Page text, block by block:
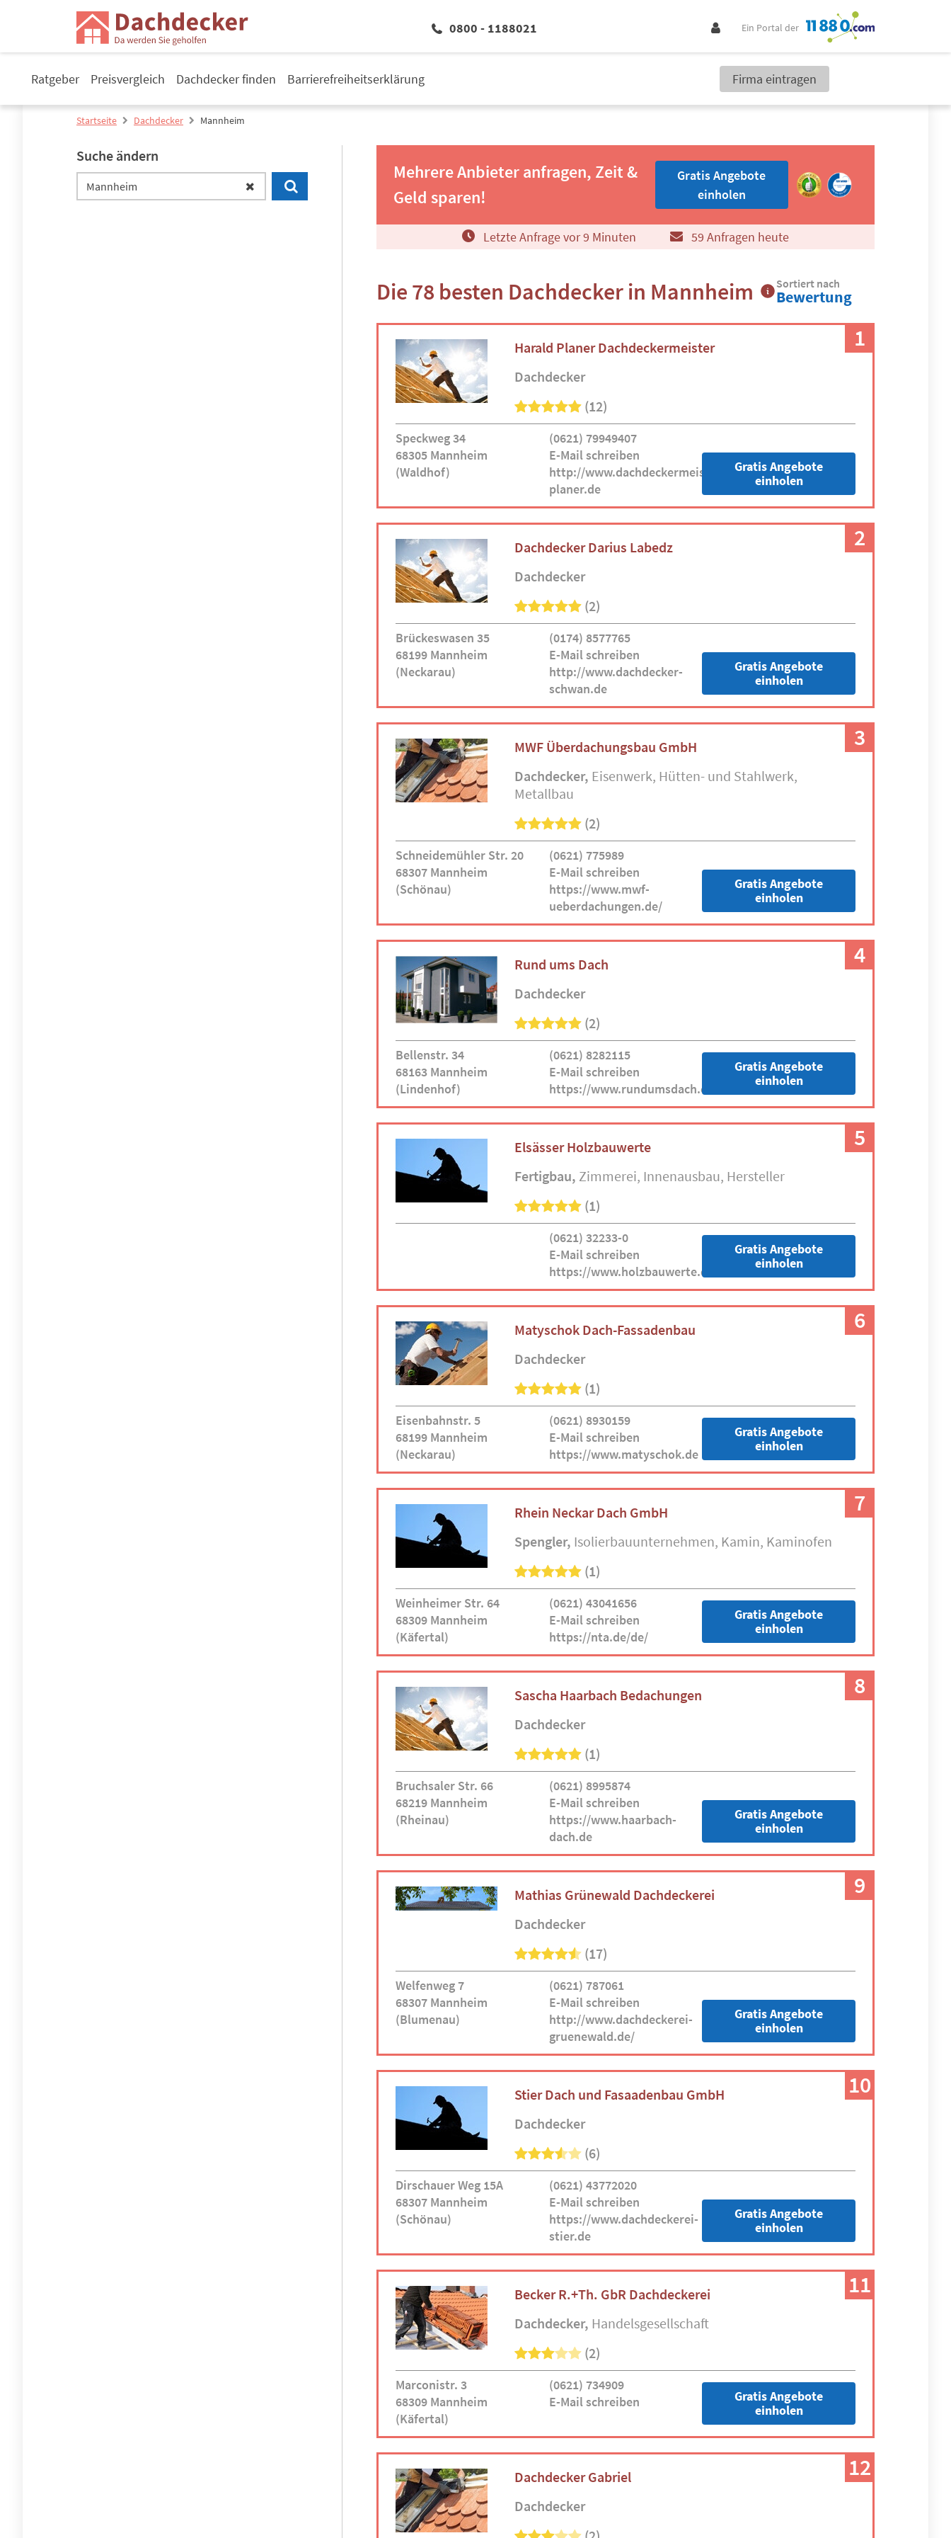
0800 - 1188021 Ein Portal der
Ratgeber Preisvergleich Dachdecker finden Barrierefreiheitserklärung Firma eintragen
Startseite Dachdecker Mannheim
Suche ändern
Mehrere Anbieter anfragen, Zeit &
Geld sparen!
Gratis Angebote
einholen
Letzte Anfrage vor9 Minuten 59 Anfragen heute
Die 78 besten Dachdecker in Mannheim Sortiert nach
Bewertung
1
Harald Planer Dachdeckermeister
Dachdecker
(12)
Speckweg 34
68305 Mannheim
(Waldhof)
(0621) 79949407
E-Mail schreiben
http://www.dachdeckermeister-
planer.de
Gratis Angebote
einholen
2
Dachdecker Darius Labedz
Dachdecker
(2)
Brückeswasen 35
68199 Mannheim
(Neckarau)
(0174) 8577765
E-Mail schreiben
http://www.dachdecker-
schwan.de
Gratis Angebote
einholen
3
MWF Überdachungsbau GmbH
Dachdecker Eisenwerk, Hütten- und Stahlwerk
Metallbau
(2)
Schneidemühler Str. 20
68307 Mannheim
(Schönau)
(0621) 775989
E-Mail schreiben
https://www.mwf-
ueberdachungen.de/
Gratis Angebote
einholen
4
Rund ums Dach
Dachdecker
(2)
Bellenstr. 34
68163 Mannheim
(Lindenhof)
(0621) 8282115
E-Mail schreiben
https://www.rundumsdach.com
Gratis Angebote
einholen
5
Elsässer Holzbauwerte
Fertigbau Zimmerei Innenausbau Hersteller
(1)
(0621) 32233-0
E-Mail schreiben
https://www.holzbauwerte.de
Gratis Angebote
einholen
6
Matyschok Dach-Fassadenbau
Dachdecker
(1)
Eisenbahnstr. 5
68199 Mannheim
(Neckarau)
(0621) 8930159
E-Mail schreiben
https://www.matyschok.de
Gratis Angebote
einholen
7
Rhein Neckar Dach GmbH
Spengler Isolierbauunternehmen Kamin Kaminofen
(1)
Weinheimer Str. 64
68309 Mannheim
(Käfertal)
(0621) 43041656
E-Mail schreiben
https://nta.de/de/
Gratis Angebote
einholen
8
Sascha Haarbach Bedachungen
Dachdecker
(1)
Bruchsaler Str. 66
68219 Mannheim
(Rheinau)
(0621) 8995874
E-Mail schreiben
https://www.haarbach-
dach.de
Gratis Angebote
einholen
9
Mathias Grünewald Dachdeckerei
Dachdecker
(17)
Welfenweg 7
68307 Mannheim
(Blumenau)
(0621) 787061
E-Mail schreiben
http://www.dachdeckerei-
gruenewald.de/
Gratis Angebote
einholen
10
Stier Dach und Fasaadenbau GmbH
Dachdecker
(6)
Dirschauer Weg 15A
68307 Mannheim
(Schönau)
(0621) 43772020
E-Mail schreiben
https://www.dachdeckerei-
stier.de
Gratis Angebote
einholen
11
Becker R.+Th. GbR Dachdeckerei
Dachdecker Handelsgesellschaft
(2)
Marconistr. 3
68309 Mannheim
(Käfertal)
(0621) 734909
E-Mail schreiben
Gratis Angebote
einholen
12
Dachdecker Gabriel
Dachdecker